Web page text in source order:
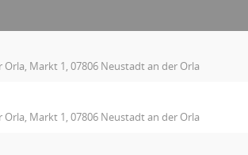
Markt 1, 07806 Neustadt an der Orla
Markt 1, 07806 Neustadt an der Orla